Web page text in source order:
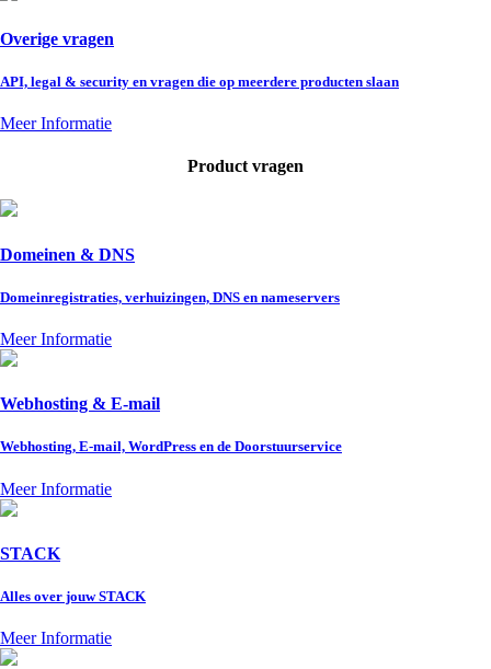
Overige vragen
API, legal & security en vragen die op meerdere producten slaan
Meer Informatie
Product vragen
Domeinen & DNS
Domeinregistraties, verhuizingen, DNS en nameservers
Meer Informatie
Webhosting & E-mail
Webhosting, E-mail, WordPress en de Doorstuurservice
Meer Informatie
STACK
Alles over jouw STACK
Meer Informatie